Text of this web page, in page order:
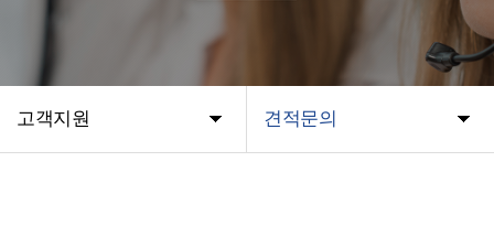
고객지원 견적문의